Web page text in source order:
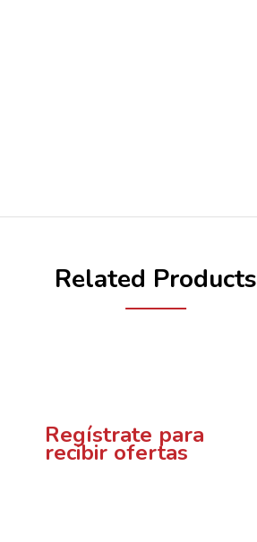
Related Products
Regístrate para
recibir ofertas